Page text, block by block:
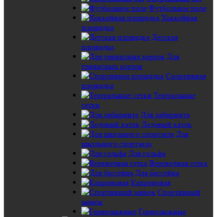
Футбольное поле
Хоккейная
площадка
Детская
площадка
Для
теннисных кортов
Спортивная
площадка
Театральные
сетки
Для лабиринта
Ледовый каток
Для
школьного спортзала
Для гольфа
Веревочная сетка
Для бассейна
Капроновая
Спортивный
манеж
Горнолыжные